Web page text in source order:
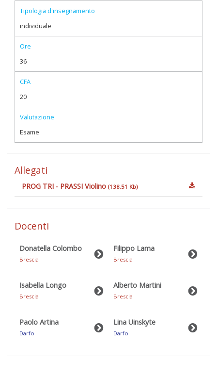
Tipologia d'insegnamento
individuale
Ore
36
CFA
20
Valutazione
Esame
Allegati
PROG TRI - PRASSI Violino (138.51 Kb)
Docenti
Donatella Colombo
Brescia
Filippo Lama
Brescia
Isabella Longo
Brescia
Alberto Martini
Brescia
Paolo Artina
Darfo
Lina Uinskyte
Darfo